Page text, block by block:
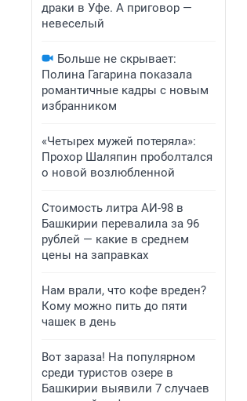
драки в Уфе. А приговор —
невеселый
Больше не скрывает:
Полина Гагарина показала
романтичные кадры с новым
избранником
«Четырех мужей потеряла»:
Прохор Шаляпин проболтался
о новой возлюбленной
Стоимость литра АИ-98 в
Башкирии перевалила за 96
рублей — какие в среднем
цены на заправках
Нам врали, что кофе вреден?
Кому можно пить до пяти
чашек в день
Вот зараза! На популярном
среди туристов озере в
Башкирии выявили 7 случаев